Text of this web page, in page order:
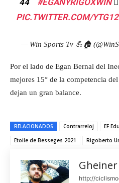
´44´´ #EGANYRIGOXWIN
PIC.TWITTER.COM/
— Win Sports Tv 💪🏠
Por el lado de Egan Bernal del
mejores 15° de la competencia
dejan un gran balance.
RELACIONADOS Contrarreloj
EF
Etoile de Besseges 2021
Rigoberto
http://